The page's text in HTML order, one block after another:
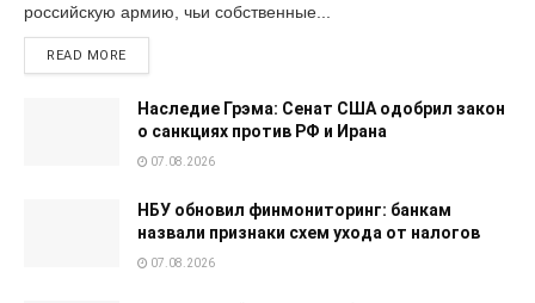
российскую армию, чьи собственные...
READ MORE
Наследие Грэма: Сенат США одобрил закон
о санкциях против РФ и Ирана
07.08.2026
НБУ обновил финмониторинг: банкам
назвали признаки схем ухода от налогов
07.08.2026